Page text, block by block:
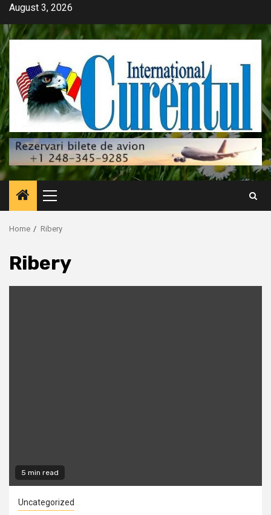
Skip
content
August 3, 2026
Primary
Menu
Home Ribery
Ribery
5 min read
Uncategorized